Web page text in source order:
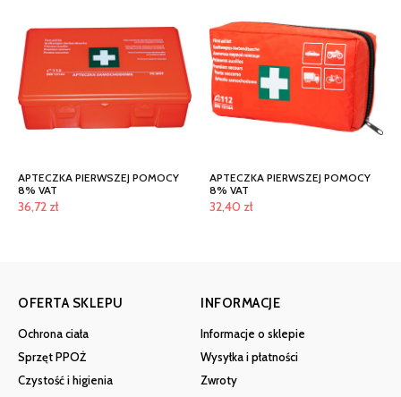
APTECZKA PIERWSZEJ POMOCY
8% VAT
36,72 zł
APTECZKA PIERWSZEJ POMOCY
8% VAT
32,40 zł
OFERTA SKLEPU
Ochrona ciała
Sprzęt PPOŻ
Czystość i higienia
INFORMACJE
Informacje o sklepie
Wysyłka i płatności
Zwroty